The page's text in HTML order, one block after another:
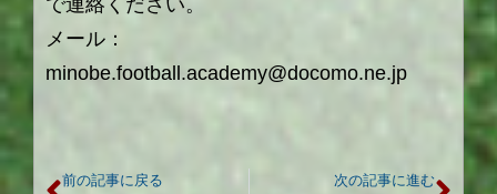
で連絡ください。
メール：
minobe.football.academy@docomo.ne.jp
前の記事に戻る 次の記事に進む